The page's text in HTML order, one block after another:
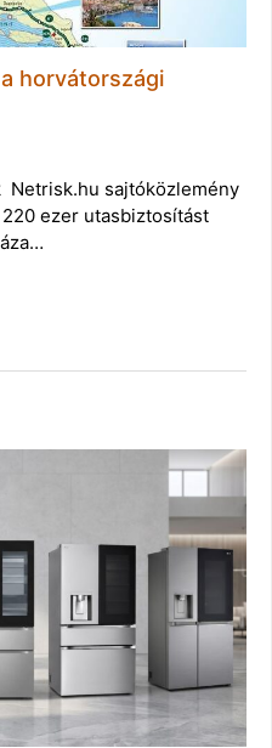
horvátországi
Netrisk.hu sajtóközlemény
ezer utasbiztosítást